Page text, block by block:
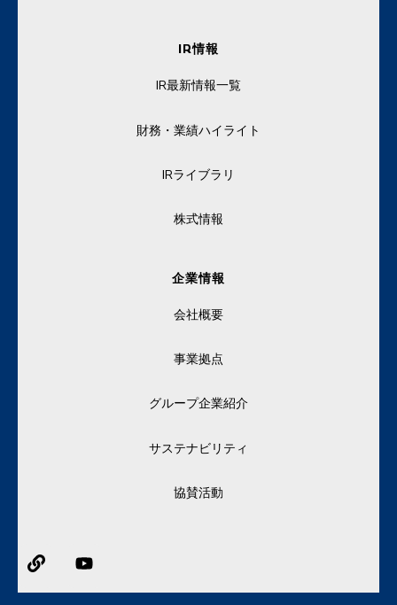
IR情報
IR最新情報一覧
財務・業績ハイライト
IRライブラリ
株式情報
企業情報
会社概要
事業拠点
グループ企業紹介
サステナビリティ
協賛活動